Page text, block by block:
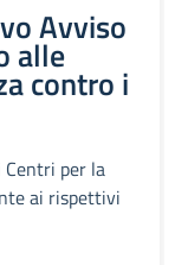
Avviso
alle
contro i
per la
ai rispettivi